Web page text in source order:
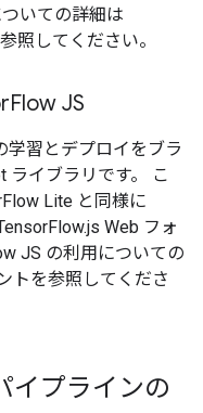
いての詳細は
照してください。
Flow JS
学習とデプロイをブラ
ライブラリです。 こ
Lite と同様に
Web フォ
JS の利用についての
トを参照してくださ
イプラインの